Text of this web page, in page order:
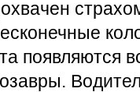
появляются